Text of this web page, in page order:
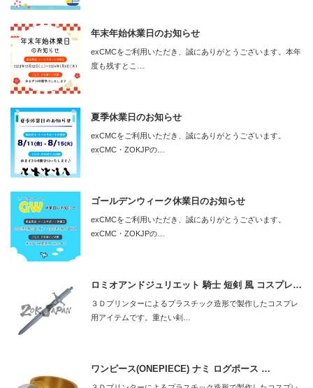
年末年始休業日のお知らせ
exCMCをご利用いただき、誠にありがとうございます。本年
度も残すとこ…
夏季休業日のお知らせ
exCMCをご利用いただき、誠にありがとうございます。
exCMC・ZOKJPの…
ゴールデンウィーク休業日のお知らせ
exCMCをご利用いただき、誠にありがとうございます。
exCMC・ZOKJPの…
ロミオアンドジュリエット 騎士 短剣 風 コスプレ…
３Ｄプリンターによるプラスチック造形で製作したコスプレ
用アイテムです。重たい剣…
ワンピース(ONEPIECE) ナミ ログポース …